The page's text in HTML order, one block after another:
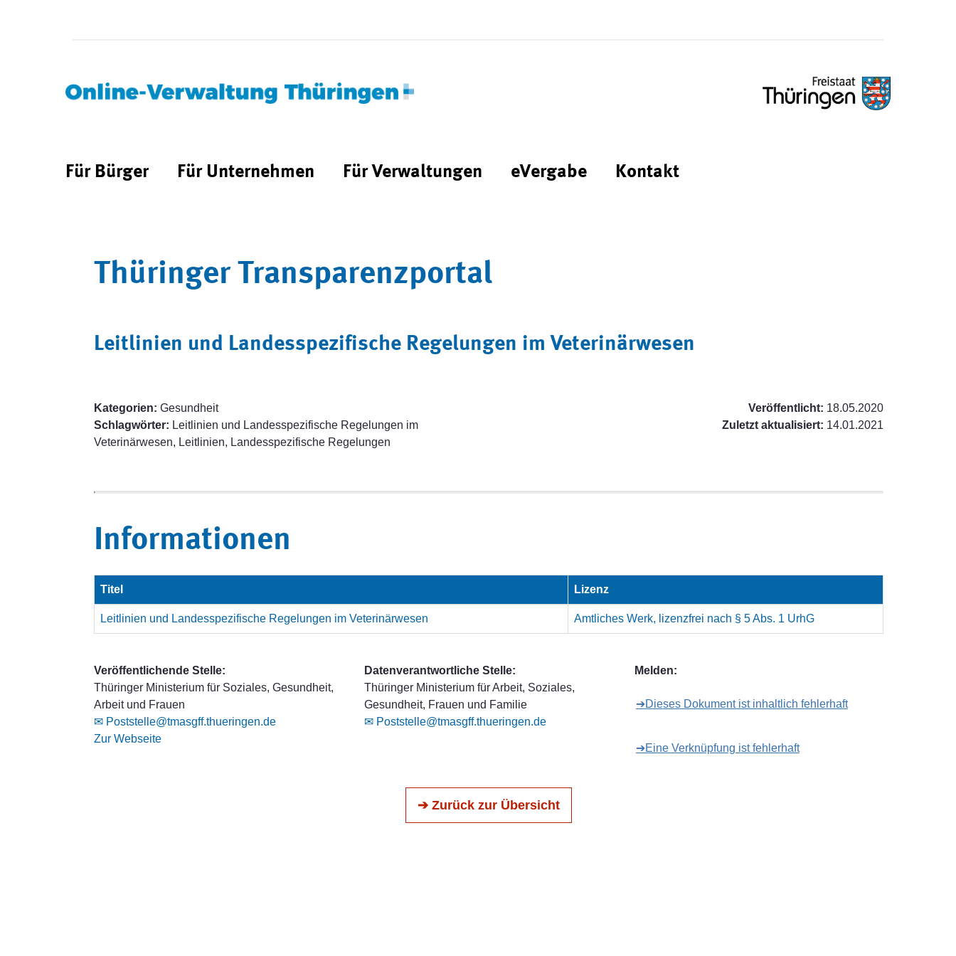
Für Bürger Für Unternehmen Für Verwaltungen eVergabe Kontakt
Thüringer Transparenzportal
Leitlinien und Landesspezifische Regelungen im Veterinärwesen
Kategorien: Gesundheit
Schlagwörter: Leitlinien und Landesspezifische Regelungen im
Veterinärwesen, Leitlinien, Landesspezifische Regelungen
Veröffentlicht: 18.05.2020
Zuletzt aktualisiert: 14.01.2021
Informationen
Titel Lizenz
Leitlinien und Landesspezifische Regelungen im Veterinärwesen Amtliches Werk, lizenzfrei nach § 5 Abs. 1 UrhG
Veröffentlichende Stelle:
Thüringer Ministerium für Soziales, Gesundheit,
Arbeit und Frauen
✉ Poststelle@tmasgff.thueringen.de
Zur Webseite
Datenverantwortliche Stelle:
Thüringer Ministerium für Arbeit, Soziales,
Gesundheit, Frauen und Familie
✉ Poststelle@tmasgff.thueringen.de
Melden:
➔Dieses Dokument ist inhaltlich fehlerhaft
➔Eine Verknüpfung ist fehlerhaft
➔ Zurück zur Übersicht